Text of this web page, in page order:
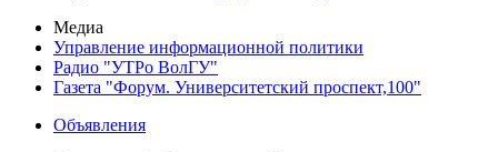
Медиа
Управление информационной политики
Радио "УТРо ВолГУ"
Газета "Форум. Университетский проспект,100"
Объявления